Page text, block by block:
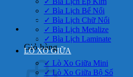
0
Giỏ hàng
✓ Bìa Lịch Bế Nổi
✓ Bìa Lịch Chữ Nổi
✓ Bìa Lịch Metalize
✓ Bìa Lịch Laminate
LÒ XO GIỮA
✓ Lò Xo Giữa Mini
✓ Lò Xo Giữa Bộ Số